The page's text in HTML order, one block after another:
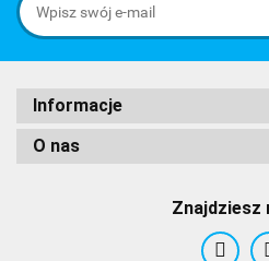
Informacje
O nas
Znajdziesz